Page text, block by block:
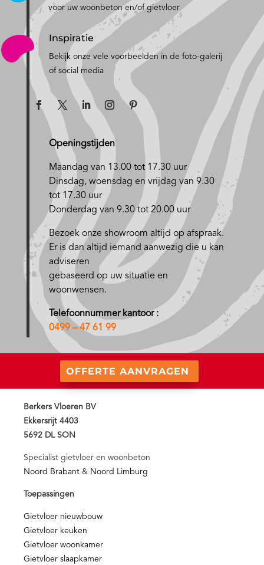
voor uw woonbeton en/of gietvloer
Inspiratie
Bekijk onze vele voorbeelden in de foto-galerij
of social media
Openingstijden
Maandag van 13.00 tot 17.30 uur
Dinsdag, woensdag en vrijdag van 9.30
tot 17.30 uur
Donderdag van 9.30 tot 20.00 uur
Bezoek onze showroom altijd op afspraak.
Er is dan altijd iemand aanwezig die u kan
adviseren
gebaseerd op uw situatie en
woonwensen.
Telefoonnummer kantoor :
0499 – 47 61 99
OFFERTE AANVRAGEN
Berkers Vloeren BV
Ekkersrijt 4403
5692 DL SON
Specialist gietvloer en woonbeton
Noord Brabant & Noord Limburg
Toepassingen
Gietvloer nieuwbouw
Gietvloer keuken
Gietvloer woonkamer
Gietvloer slaapkamer